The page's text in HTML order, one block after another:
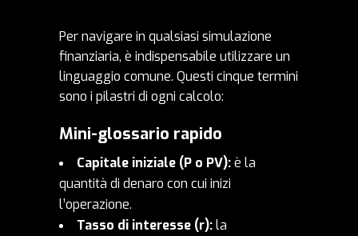
Per navigare in qualsiasi simulazione
finanziaria, è indispensabile utilizzare un
linguaggio comune. Questi cinque termini
sono i pilastri di ogni calcolo:
Mini-glossario rapido
Capitale iniziale (P o PV):è la
quantità di denaro con cui inizi
l’operazione.
Tasso di interesse (r):la